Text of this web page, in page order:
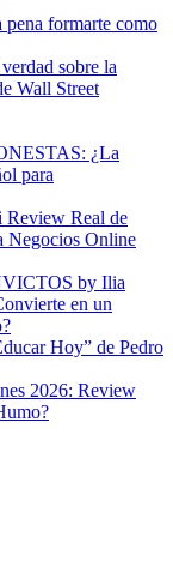
formarte como
sobre la
Wall Street
¿La
para
Real de
Negocios Online
by Ilia
en un
Hoy” de Pedro
2026: Review